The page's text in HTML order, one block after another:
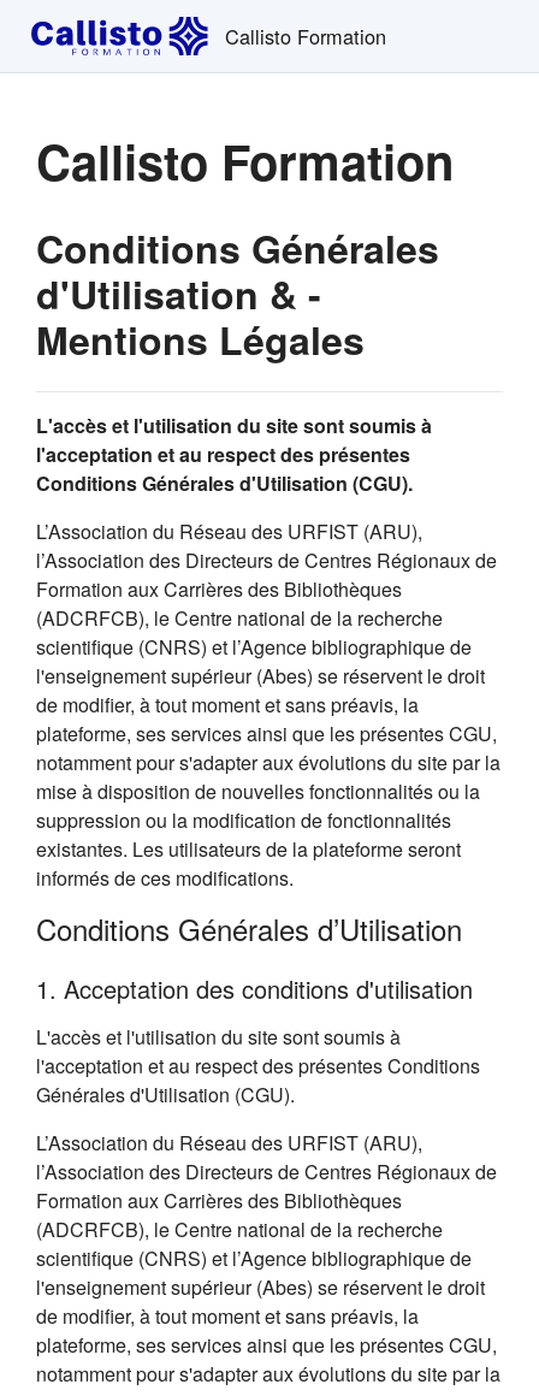
Passer au contenu principal
Callisto Formation
Callisto Formation
Conditions Générales
d'Utilisation & -
Mentions Légales
L'accès et l'utilisation du site sont soumis à
l'acceptation et au respect des présentes
Conditions Générales d'Utilisation (CGU).
L’Association du Réseau des URFIST (ARU),
l’Association des Directeurs de Centres Régionaux de
Formation aux Carrières des Bibliothèques
(ADCRFCB), le Centre national de la recherche
scientifique (CNRS) et l’Agence bibliographique de
l'enseignement supérieur (Abes) se réservent le droit
de modifier, à tout moment et sans préavis, la
plateforme, ses services ainsi que les présentes CGU,
notamment pour s'adapter aux évolutions du site par la
mise à disposition de nouvelles fonctionnalités ou la
suppression ou la modification de fonctionnalités
existantes. Les utilisateurs de la plateforme seront
informés de ces modifications.
Conditions Générales d’Utilisation
1. Acceptation des conditions d'utilisation
L'accès et l'utilisation du site sont soumis à
l'acceptation et au respect des présentes Conditions
Générales d'Utilisation (CGU).
L’Association du Réseau des URFIST (ARU),
l’Association des Directeurs de Centres Régionaux de
Formation aux Carrières des Bibliothèques
(ADCRFCB), le Centre national de la recherche
scientifique (CNRS) et l’Agence bibliographique de
l'enseignement supérieur (Abes) se réservent le droit
de modifier, à tout moment et sans préavis, la
plateforme, ses services ainsi que les présentes CGU,
notamment pour s'adapter aux évolutions du site par la